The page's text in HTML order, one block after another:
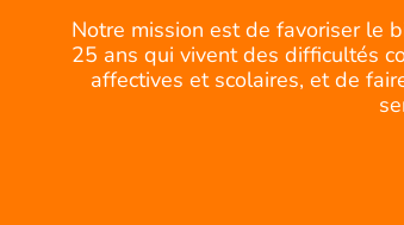
Notre mission est de favoriser le
25 ans qui vivent des difficultés
affectives et scolaires, et de